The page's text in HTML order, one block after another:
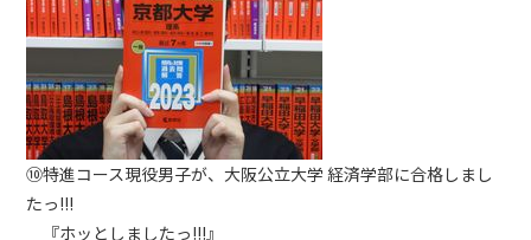
➉特進コース現役男子が、大阪公立大学 経済学部に合格しまし
たっ!!!
『ホッとしましたっ!!!』